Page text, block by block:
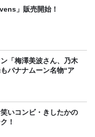
」販売開始！
バナナムーン名物“ア
いコンビ・きしたかの
！